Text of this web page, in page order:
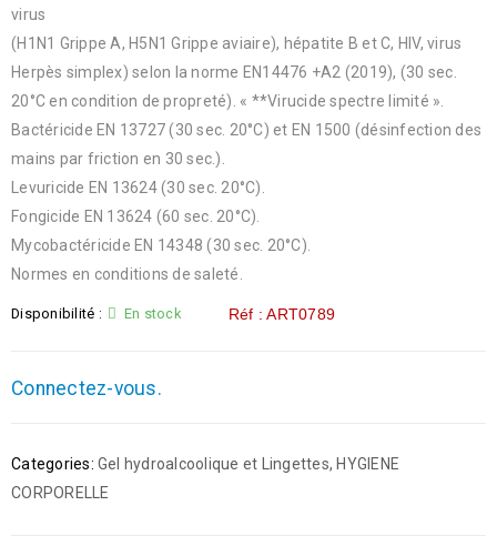
virus
(H1N1 Grippe A, H5N1 Grippe aviaire), hépatite B et C, HIV, virus
Herpès simplex) selon la norme EN14476 +A2 (2019), (30 sec.
20°C en condition de propreté). « **Virucide spectre limité ».
Bactéricide EN 13727 (30 sec. 20°C) et EN 1500 (désinfection des
mains par friction en 30 sec.).
Levuricide EN 13624 (30 sec. 20°C).
Fongicide EN 13624 (60 sec. 20°C).
Mycobactéricide EN 14348 (30 sec. 20°C).
Normes en conditions de saleté.
Disponibilité : En stock Réf : ART0789
Connectez-vous.
Categories: Gel hydroalcoolique et Lingettes, HYGIENE
CORPORELLE